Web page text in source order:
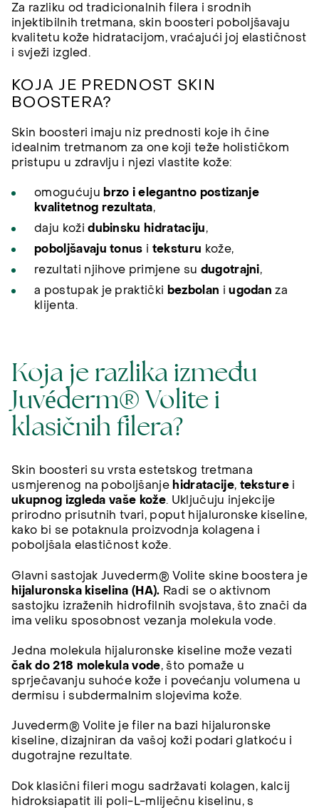
Za razliku od tradicionalnih filera i srodnih
injektibilnih tretmana, skin boosteri poboljšavaju
kvalitetu kože hidratacijom, vraćajući joj elastičnost
i svježi izgled.
KOJA JE PREDNOST SKIN
BOOSTERA?
Skin boosteri imaju niz prednosti koje ih čine
idealnim tretmanom za one koji teže holističkom
pristupu u zdravlju i njezi vlastite kože:
omogućujubrzo i elegantno postizanje
kvalitetnog rezultata,
daju kožidubinsku hidrataciju,
poboljšavaju tonus i teksturu kože,
rezultati njihove primjene su dugotrajni,
a postupak je praktički bezbolan iugodan za
klijenta.
Koja je razlika između
Juvéderm® Volite i
klasičnih filera?
Skin boosteri su vrsta estetskog tretmana
usmjerenog na poboljšanjehidratacije, teksture i
ukupnog izgleda vaše kože. Uključuju injekcije
prirodno prisutnih tvari, poput hijaluronske kiseline,
kako bi se potaknula proizvodnja kolagena i
poboljšala elastičnost kože.
Glavni sastojak Juvederm® Volite skine boostera je
hijaluronska kiselina (HA). Radi se o aktivnom
sastojku izraženih hidrofilnih svojstava, što znači da
ima veliku sposobnost vezanja molekula vode.
Jedna molekula hijaluronske kiseline može vezati
čak do 218 molekula vode, što pomaže u
sprječavanju suhoće kože i povećanju volumena u
dermisu i subdermalnim slojevima kože.
Juvederm® Volite je filer na bazi hijaluronske
kiseline, dizajniran da vašoj koži podari glatkoću i
dugotrajne rezultate.
Dok klasični fileri mogu sadržavati kolagen, kalcij
hidroksiapatit ili poli-L-mliječnu kiselinu, s